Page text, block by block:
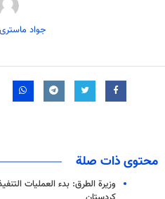
جواد
محتوى ذات صلة
وزيرة الطرق: بدء العمليات